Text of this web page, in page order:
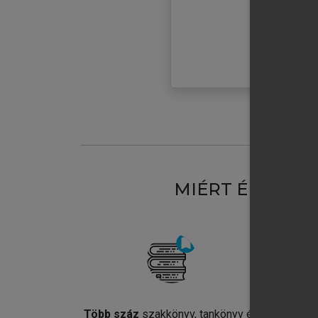
MIÉRT
Több száz szakkönyv, tankönyv és